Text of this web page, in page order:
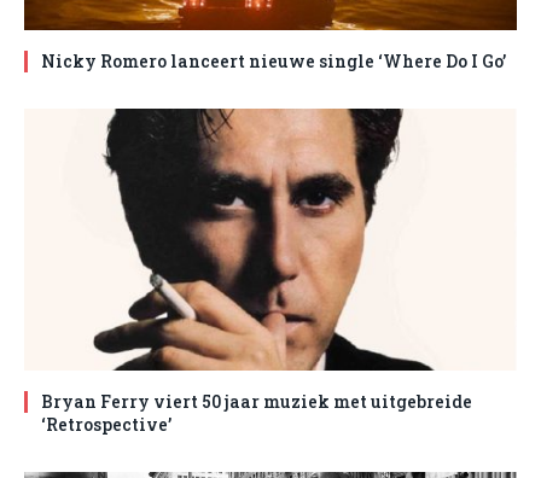
Nicky Romero lanceert nieuwe single ‘Where Do I Go’
Bryan Ferry viert 50 jaar muziek met uitgebreide
‘Retrospective’